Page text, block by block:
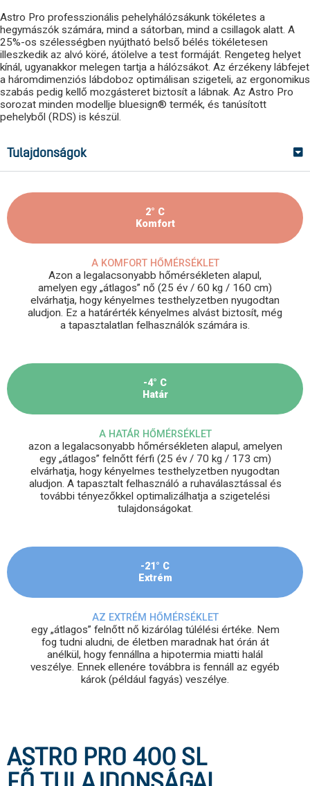
Astro Pro professzionális pehelyhálózsákunk tökéletes a
hegymászók számára, mind a sátorban, mind a csillagok alatt. A
25%-os szélességben nyújtható belső bélés tökéletesen
illeszkedik az alvó köré, átölelve a test formáját. Rengeteg helyet
kínál, ugyanakkor melegen tartja a hálózsákot. Az érzékeny lábfejet
a háromdimenziós lábdoboz optimálisan szigeteli, az ergonomikus
szabás pedig kellő mozgásteret biztosít a lábnak. Az Astro Pro
sorozat minden modellje bluesign® termék, és tanúsított
pehelyből (RDS) is készül.
Tulajdonságok
2° C
Komfort
A KOMFORT HŐMÉRSÉKLET
Azon a legalacsonyabb hőmérsékleten alapul,
amelyen egy „átlagos” nő (25 év / 60 kg / 160 cm)
elvárhatja, hogy kényelmes testhelyzetben nyugodtan
aludjon. Ez a határérték kényelmes alvást biztosít, még
a tapasztalatlan felhasználók számára is.
-4° C
Határ
A HATÁR HŐMÉRSÉKLET
azon a legalacsonyabb hőmérsékleten alapul, amelyen
egy „átlagos” felnőtt férfi (25 év / 70 kg / 173 cm)
elvárhatja, hogy kényelmes testhelyzetben nyugodtan
aludjon. A tapasztalt felhasználó a ruhaválasztással és
további tényezőkkel optimalizálhatja a szigetelési
tulajdonságokat.
-21° C
Extrém
AZ EXTRÉM HŐMÉRSÉKLET
egy „átlagos” felnőtt nő kizárólag túlélési értéke. Nem
fog tudni aludni, de életben maradnak hat órán át
anélkül, hogy fennállna a hipotermia miatti halál
veszélye. Ennek ellenére továbbra is fennáll az egyéb
károk (például fagyás) veszélye.
ASTRO PRO 400 SL